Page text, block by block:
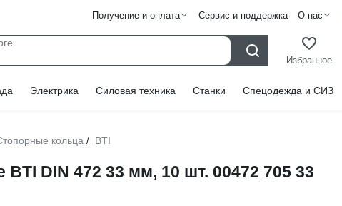
Получение и оплата Сервис и поддержка О нас
Избранное
Электрика Силовая техника Станки Спецодежда и СИЗ
кольца / BTI
DIN 472 33 мм, 10 шт. 00472 705 33